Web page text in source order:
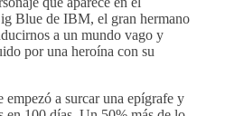
Blue de IBM, el gran hermano
a un mundo vago y
por una heroína con su
empezó a surcar una epígrafe y